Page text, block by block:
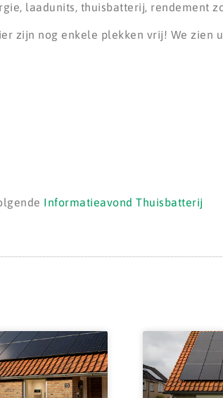
laadunits, thuisbatterij, rendement
zijn nog enkele plekken vrij! We zien
Informatieavond Thuisbatterij